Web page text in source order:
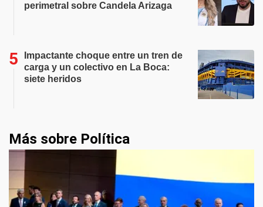
perimetral sobre Candela Arizaga
Impactante choque entre un tren de
carga y un colectivo en La Boca:
siete heridos
Más sobre Política